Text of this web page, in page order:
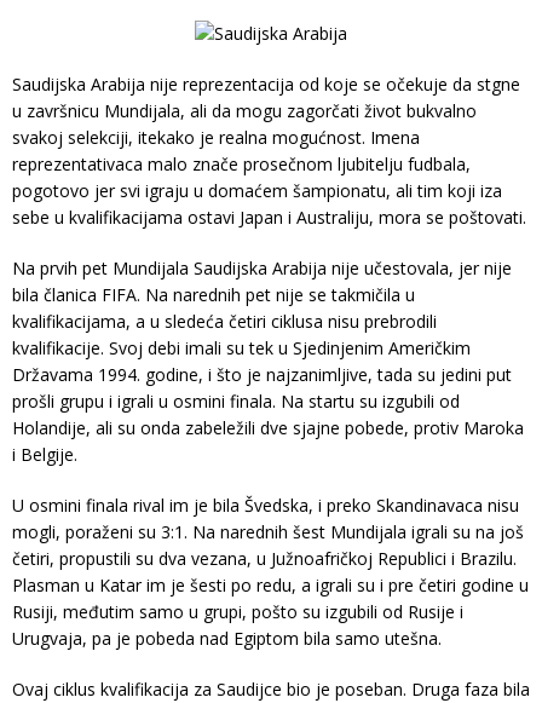
Saudijska Arabija nije reprezentacija od koje se očekuje da stgne
u završnicu Mundijala, ali da mogu zagorčati život bukvalno
svakoj selekciji, itekako je realna mogućnost. Imena
reprezentativaca malo znače prosečnom ljubitelju fudbala,
pogotovo jer svi igraju u domaćem šampionatu, ali tim koji iza
sebe u kvalifikacijama ostavi Japan i Australiju, mora se poštovati.
Na prvih pet Mundijala Saudijska Arabija nije učestovala, jer nije
bila članica FIFA. Na narednih pet nije se takmičila u
kvalifikacijama, a u sledeća četiri ciklusa nisu prebrodili
kvalifikacije. Svoj debi imali su tek u Sjedinjenim Američkim
Državama 1994. godine, i što je najzanimljive, tada su jedini put
prošli grupu i igrali u osmini finala. Na startu su izgubili od
Holandije, ali su onda zabeležili dve sjajne pobede, protiv Maroka
i Belgije.
U osmini finala rival im je bila Švedska, i preko Skandinavaca nisu
mogli, poraženi su 3:1. Na narednih šest Mundijala igrali su na još
četiri, propustili su dva vezana, u Južnoafričkoj Republici i Brazilu.
Plasman u Katar im je šesti po redu, a igrali su i pre četiri godine u
Rusiji, međutim samo u grupi, pošto su izgubili od Rusije i
Urugvaja, pa je pobeda nad Egiptom bila samo utešna.
Ovaj ciklus kvalifikacija za Saudijce bio je poseban. Druga faza bila